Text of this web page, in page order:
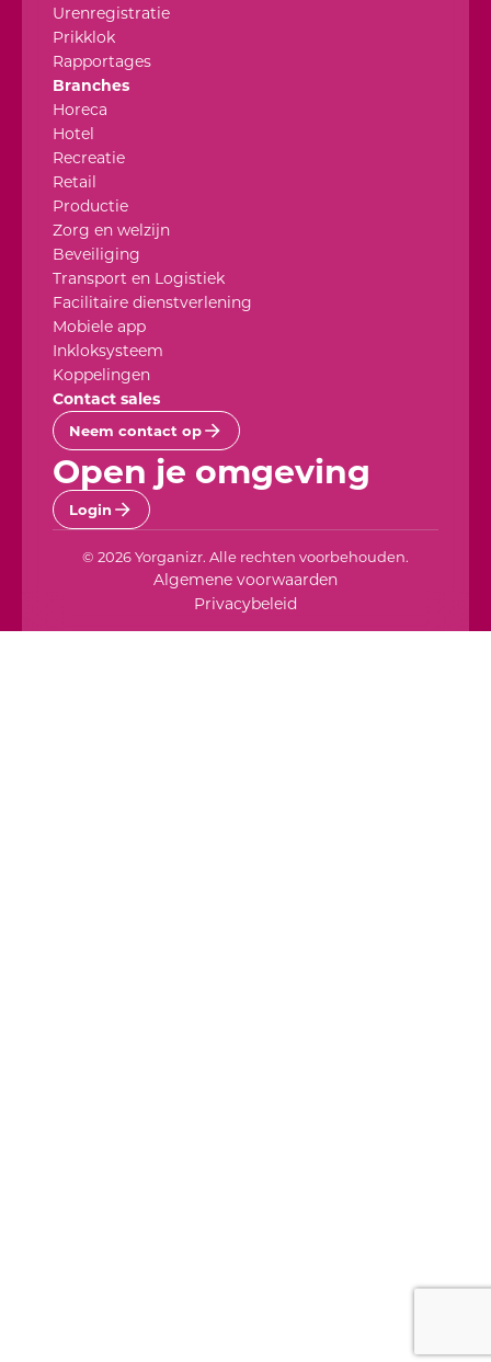
Urenregistratie
Prikklok
Rapportages
Branches
Horeca
Hotel
Recreatie
Retail
Productie
Zorg en welzijn
Beveiliging
Transport en Logistiek
Facilitaire dienstverlening
Mobiele app
Inkloksysteem
Koppelingen
Contact sales
Neem contact op
Open je omgeving
Login
© 2026 Yorganizr. Alle rechten voorbehouden.
Algemene voorwaarden
Privacybeleid